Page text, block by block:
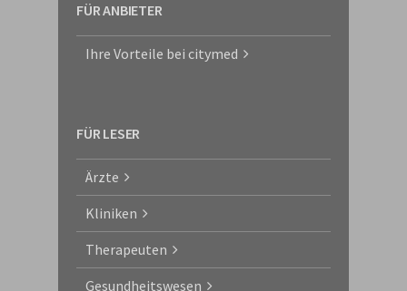
FÜR ANBIETER
Ihre Vorteile bei citymed
FÜR LESER
Ärzte
Kliniken
Therapeuten
Gesundheitswesen